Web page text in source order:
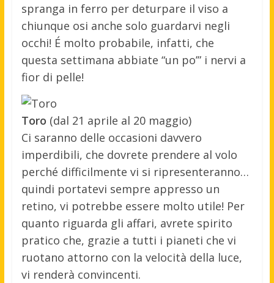
spranga in ferro per deturpare il viso a
chiunque osi anche solo guardarvi negli
occhi! É molto probabile, infatti, che
questa settimana abbiate “un po’” i nervi a
fior di pelle!
Toro (dal 21 aprile al 20 maggio)
Ci saranno delle occasioni davvero
imperdibili, che dovrete prendere al volo
perché difficilmente vi si ripresenteranno…
quindi portatevi sempre appresso un
retino, vi potrebbe essere molto utile! Per
quanto riguarda gli affari, avrete spirito
pratico che, grazie a tutti i pianeti che vi
ruotano attorno con la velocità della luce,
vi renderà convincenti.